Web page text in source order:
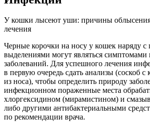
У кошки лысеют уши: причины
лечения
Черные корочки на носу у кошек наряду
выделениями могут являться
заболеваний. Для успешного лечения
в первую очередь сдать анализы (соскоб с
из носа), чтобы определить природу
инфекционном пораженные места
хлоргексидином (мирамистином) и
либо другими антибактериальными
по рекомендации врача.